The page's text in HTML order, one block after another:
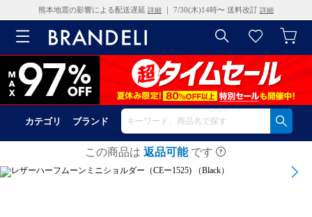
熊本地震の影響による配送遅延 詳細 ｜ 7/30(木)14時〜 送料改訂 詳細
カテゴリ ブランド
この商品は 返品可能 です
1/6